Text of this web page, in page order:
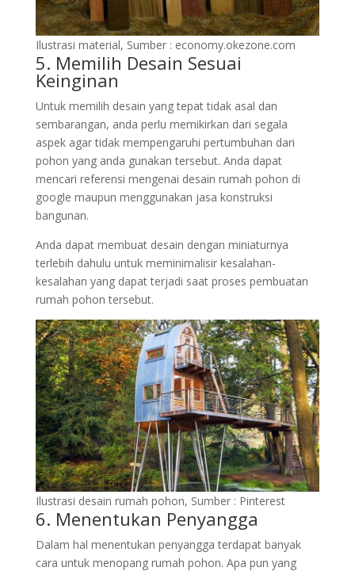
Ilustrasi material, Sumber : economy.okezone.com
5. Memilih Desain Sesuai
Keinginan
Untuk memilih desain yang tepat tidak asal dan
sembarangan, anda perlu memikirkan dari segala
aspek agar tidak mempengaruhi pertumbuhan dari
pohon yang anda gunakan tersebut. Anda dapat
mencari referensi mengenai desain rumah pohon di
google maupun menggunakan jasa konstruksi
bangunan.
Anda dapat membuat desain dengan miniaturnya
terlebih dahulu untuk meminimalisir kesalahan-
kesalahan yang dapat terjadi saat proses pembuatan
rumah pohon tersebut.
Ilustrasi desain rumah pohon, Sumber : Pinterest
6. Menentukan Penyangga
Dalam hal menentukan penyangga terdapat banyak
cara untuk menopang rumah pohon. Apa pun yang